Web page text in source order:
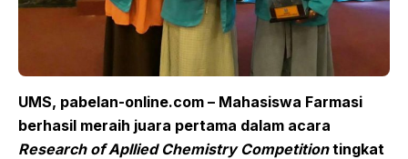
UMS, pabelan-online.com – Mahasiswa Farmasi
berhasil meraih juara pertama dalam acara
Research of Apllied Chemistry Competitiontingkat